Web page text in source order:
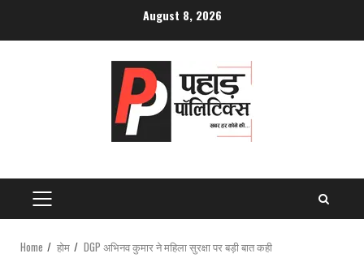
August 8, 2026
PRIMARY
MENU
Home होम DGP अभिनव कुमार ने महिला सुरक्षा पर बड़ी बात कही